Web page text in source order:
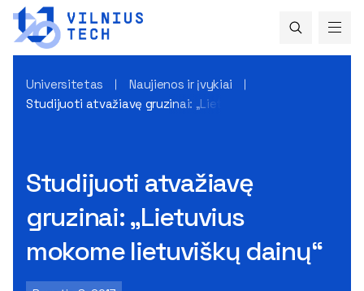
Universitetas
Naujienos ir įvykiai
Studijuoti atvažiavę gruzinai: „Lietuvius mokome lietuviškų
Studijuoti atvažiavę
gruzinai: „Lietuvius
mokome lietuviškų dainų“